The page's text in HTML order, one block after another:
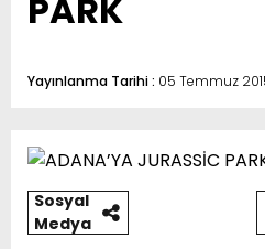
PARK
Yayınlanma Tarihi : 05 Temmuz
Sosyal
Medya